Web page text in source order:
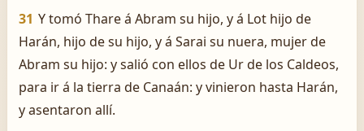
31 Y tomó Thare á Abram su hijo, y á Lot hijo de
Harán, hijo de su hijo, y á Sarai su nuera, mujer de
Abram su hijo: y salió con ellos de Ur de los Caldeos,
para ir á la tierra de Canaán: y vinieron hasta Harán,
y asentaron allí.